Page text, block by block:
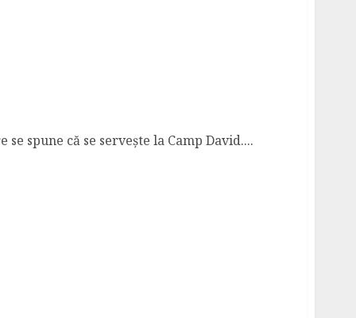
spune că se servește la Camp David....